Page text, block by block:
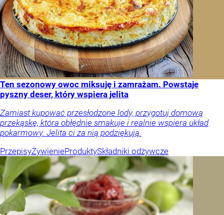
Ten sezonowy owoc miksuję i zamrażam. Powstaje
pyszny deser, który wspiera jelita
Zamiast kupować przesłodzone lody, przygotuj domową
przekąskę, która obłędnie smakuje i realnie wspiera układ
pokarmowy. Jelita ci za nią podziękują.
PrzepisyŻywienieProduktySkładniki odżywcze